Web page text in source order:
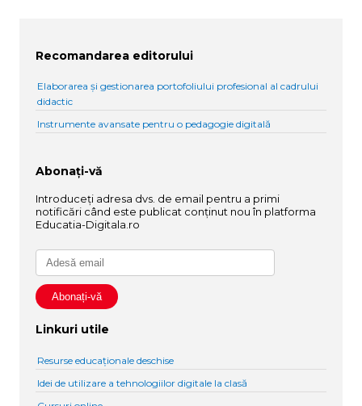
Recomandarea editorului
Elaborarea și gestionarea portofoliului profesional al cadrului
didactic
Instrumente avansate pentru o pedagogie digitală
Abonați-vă
Introduceți adresa dvs. de email pentru a primi
notificări când este publicat conținut nou în platforma
Educatia-Digitala.ro
Linkuri utile
Resurse educaționale deschise
Idei de utilizare a tehnologiilor digitale la clasă